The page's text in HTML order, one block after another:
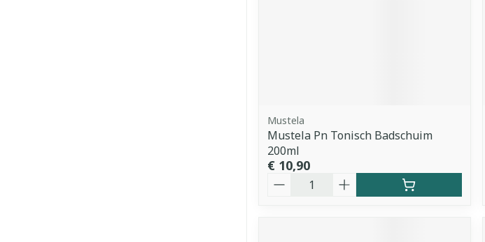
Mustela
Mustela Pn Tonisch Badschuim
200ml
€ 10,90